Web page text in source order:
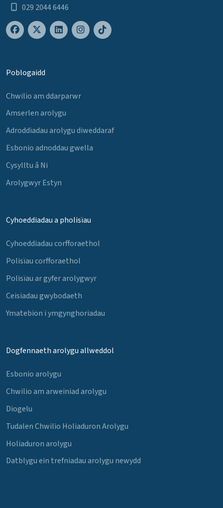
029 2044 6446
Poblogaidd
Chwilio am ddarparwr
Amserlen arolygu
Adroddiadau arolygu diweddaraf
Esbonio adnoddau gwella
Cysylltu â Ni
Arolygwyr Estyn
Cyhoeddiadau a pholisïau
Cyhoeddiadau corfforaethol
Polisïau corfforaethol
Polisïau ar gyfer arolygwyr
Ceisiadau gwybodaeth
Ymatebion i ymgynghoriadau
Dogfennaeth arolygu allweddol
Esbonio arolygu
Chwilio am arweiniad arolygu
Diogelu
Tudalen Chwilio Holiaduron Arolygu
Holiaduron arolygu
Datblygu ein trefniadau arolygu newydd